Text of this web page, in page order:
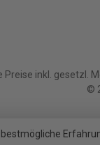
Preise inkl. gesetzl.
©